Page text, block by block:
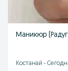
Маникюр
Костанай -